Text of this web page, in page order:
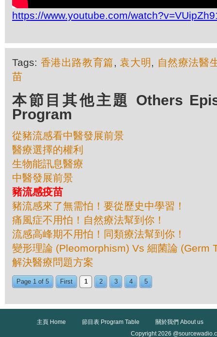
https://www.youtube.com/
Tags: 香港出路教育篇,袁大明 , 自然療法醫
苗
本節目其他主題 Others
Program
從豬流感看中醫發展前景
醫療選擇的權利
生物能訊息醫療
中醫發展前景
豬流感疫苗
豬流感來了無需怕！要從歷史中學習！
痛風症不用怕！自然療法幫到你！
流感高峰期不用怕！同類療法幫到你！
變形理論 (Pleomorphism) Vs 細菌論 (Germ
解決醫療問題方案
Page 1 of 5 First 1 2 3 4 5
主頁 Home 節目表 Program Table
關於我們 About us
Copyright 2026